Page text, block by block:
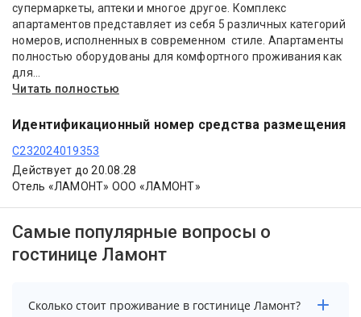
супермаркеты, аптеки и многое другое. Комплекс
апартаментов представляет из себя 5 различных категорий
номеров, исполненных в современном стиле. Апартаменты
полностью оборудованы для комфортного проживания как
для...
Читать полностью
Идентификационный номер средства размещения
С232024019353
Действует до 20.08.28
Отель «ЛАМОНТ» ООО «ЛАМОНТ»
Самые популярные вопросы о
гостинице Ламонт
Сколько стоит проживание в гостинице Ламонт?